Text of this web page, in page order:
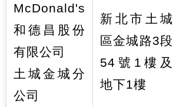
McDonald's
和德昌股份
有限公司
土城金城分
公司
新北市土城
區金城路3段
54號1樓及
地下1樓